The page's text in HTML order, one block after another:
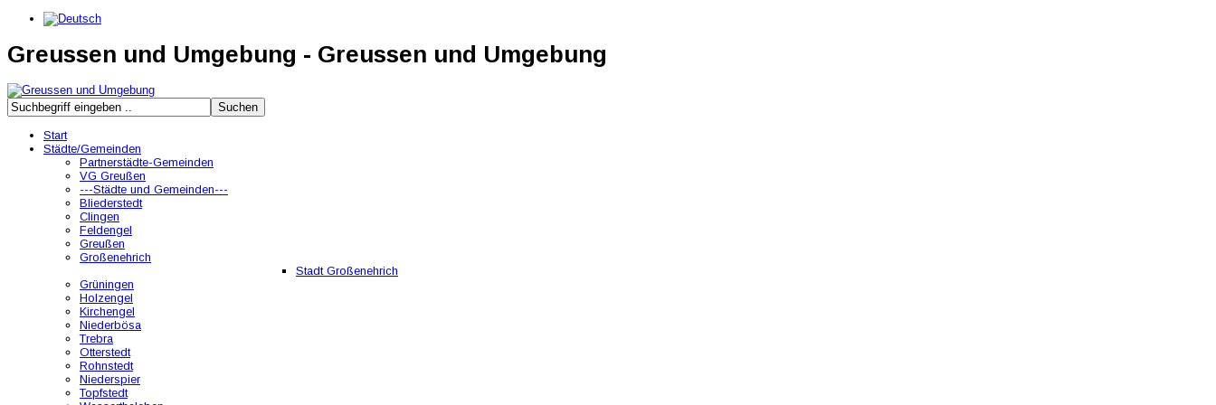
Greussen und Umgebung - Greussen und Umgebung
Start
Städte/Gemeinden
Partnerstädte-Gemeinden
VG Greußen
---Städte und Gemeinden---
Bliederstedt
Clingen
Feldengel
Greußen
Großenehrich
Stadt Großenehrich
Grüningen
Holzengel
Kirchengel
Niederbösa
Trebra
Otterstedt
Rohnstedt
Niederspier
Topfstedt